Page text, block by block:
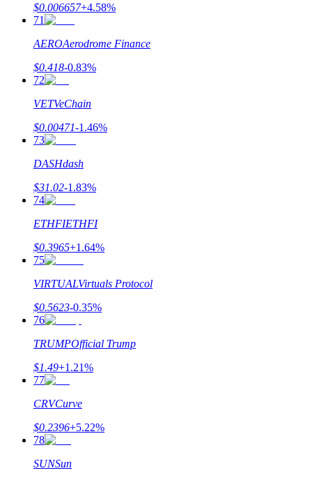
$0.006657+4.58%
71
AEROAerodrome Finance
$0.418-0.83%
72
VETVeChain
$0.00471-1.46%
73
DASHdash
$31.02-1.83%
74
ETHFIETHFI
$0.3965+1.64%
75
VIRTUALVirtuals Protocol
$0.5623-0.35%
76
TRUMPOfficial Trump
$1.49+1.21%
77
CRVCurve
$0.2396+5.22%
78
SUNSun